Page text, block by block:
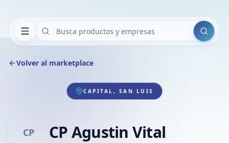
Buscar
Volver al marketplace
CAPITAL, SAN LUIS
CP CP Agustin Vital